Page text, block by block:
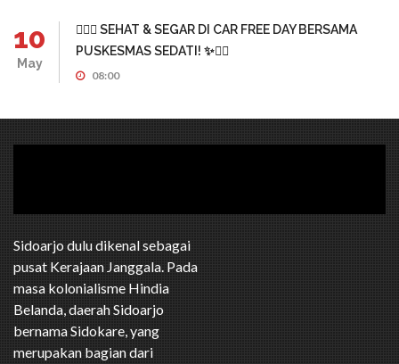
10
May
🏃‍♂️✨ SEHAT & SEGAR DI CAR FREE DAY BERSAMA
PUSKESMAS SEDATI! ✨🏃‍♀️
08:00
Sidoarjo dulu dikenal sebagai
pusat Kerajaan Janggala. Pada
masa kolonialisme Hindia
Belanda, daerah Sidoarjo
bernama Sidokare, yang
merupakan bagian dari